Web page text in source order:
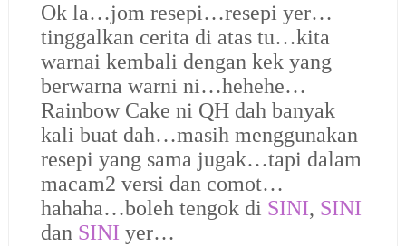
Ok la…jom resepi…resepi yer…
tinggalkan cerita di atas tu…kita
warnai kembali dengan kek yang
berwarna warni ni…hehehe…
Rainbow Cake ni QH dah banyak
kali buat dah…masih menggunakan
resepi yang sama jugak…tapi dalam
macam2 versi dan comot…
hahaha…boleh tengok di SINI, SINI
dan SINI yer…